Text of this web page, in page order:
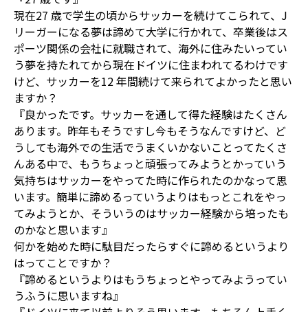
現在27 歳で学生の頃からサッカーを続けてこられて、J
リーガーになる夢は諦めて大学に行かれて、卒業後はス
ポーツ関係の会社に就職されて、海外に住みたいってい
う夢を持たれてから現在ドイツに住まわれてるわけです
けど、サッカーを12 年間続けて来られてよかったと思い
ますか？
『良かったです。サッカーを通して得た経験はたくさん
あります。昨年もそうですし今もそうなんですけど、ど
うしても海外での生活でうまくいかないことってたくさ
んある中で、もうちょっと頑張ってみようとかっていう
気持ちはサッカーをやってた時に作られたのかなって思
います。簡単に諦めるっていうよりはもっとこれをやっ
てみようとか、そういうのはサッカー経験から培ったも
のかなと思います』
何かを始めた時に駄目だったらすぐに諦めるというより
はってことですか？
『諦めるというよりはもうちょっとやってみようってい
うふうに思いますね』